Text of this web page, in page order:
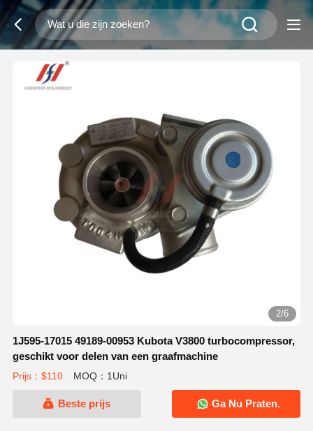
2/6
1J595-17015 49189-00953 Kubota V3800 turbocompressor,
geschikt voor delen van een graafmachine
Prijs：$110 MOQ：1Uni
Beste prijs Ga Nu Praten.